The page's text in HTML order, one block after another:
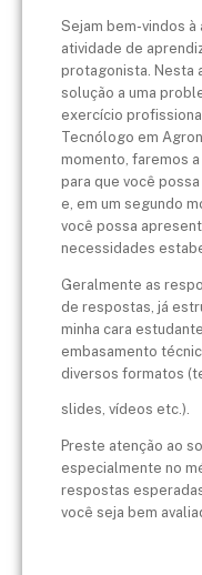
Sejam bem-vindos à
atividade de
protagonista. Nesta
solução a uma
exercício
Tecnólogo em
momento, faremos
para que você
e, em um segundo
você possa
necessidades
Geralmente as
de respostas, já
minha cara
embasamento
diversos formatos
slides, vídeos etc.).
Preste atenção ao
especialmente no
respostas
você seja bem